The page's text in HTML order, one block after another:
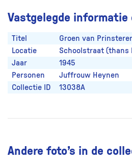
Vastgelegde informatie
Titel
Groen van
Locatie
Schoolstraat (thans
Jaar
1945
Personen
Juffrouw Heynen
Collectie ID
13038A
Andere foto’s in de